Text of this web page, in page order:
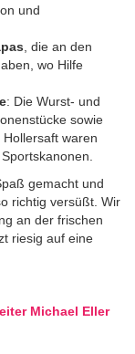
und
, die an den
wo Hilfe
: Die Wurst- und
sowie
waren
gemacht und
richtig versüßt. Wir
an der frischen
riesig auf eine
Michael Eller